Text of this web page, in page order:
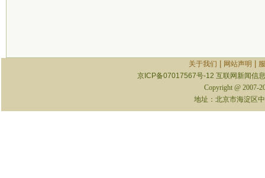
关于我们 网站声明
京ICP备07017567号-12 互联网新闻信
Copyright @ 2007-
地址：北京市海淀区